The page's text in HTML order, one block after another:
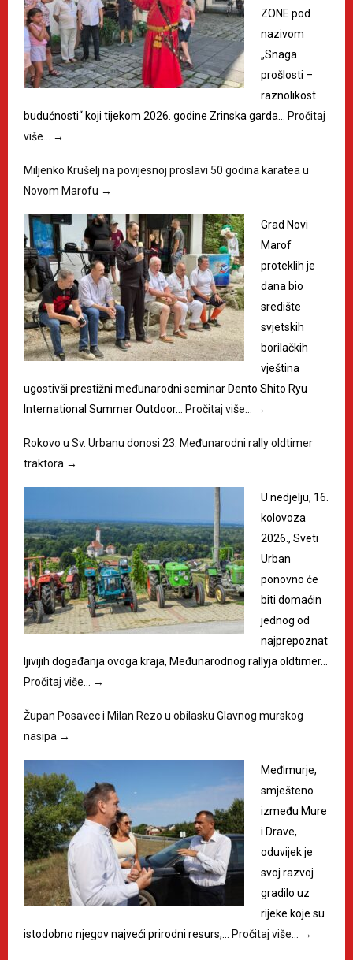
ZONE pod
nazivom
„Snaga
prošlosti –
raznolikost
budućnosti“ koji tijekom 2026. godine Zrinska garda…
Pročitaj
više…
→
Miljenko Krušelj na povijesnoj proslavi 50 godina karatea u
Novom Marofu →
Grad Novi
Marof
proteklih je
dana bio
središte
svjetskih
borilačkih
vještina
ugostivši prestižni međunarodni seminar Dento Shito Ryu
International Summer Outdoor…
Pročitaj više… →
Rokovo u Sv. Urbanu donosi 23. Međunarodni rally oldtimer
traktora →
U nedjelju, 16.
kolovoza
2026., Sveti
Urban
ponovno će
biti domaćin
jednog od
najprepoznat
ljivijih događanja ovoga kraja, Međunarodnog rallyja oldtimer…
Pročitaj više…
→
Župan Posavec i Milan Rezo u obilasku Glavnog murskog
nasipa →
Međimurje,
smješteno
između Mure
i Drave,
oduvijek je
svoj razvoj
gradilo uz
rijeke koje su
istodobno njegov najveći prirodni resurs,…
Pročitaj više… →